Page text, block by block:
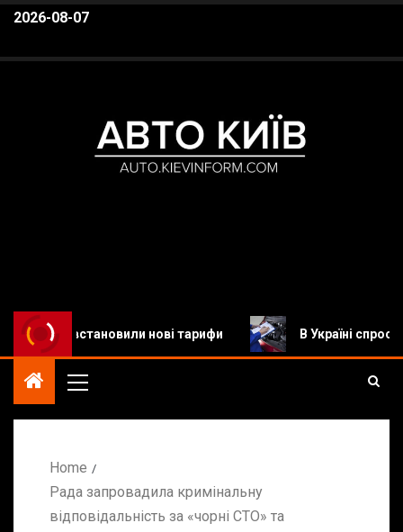
2026-08-07
встановили нові тарифи В Україні спростили
Home
Рада запровадила кримінальну
відповідальність за «чорні СТО» та